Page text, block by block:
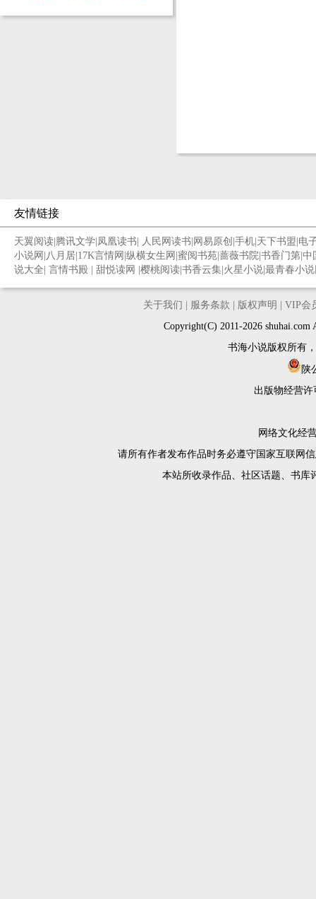
友情链接
天翼阅读 腾讯文学 凤凰读书 人民网读书 网易原创 手机 天下书盟 电
小说网 八月居 17K言情网 纵横女生网 蜜阅书苑 蔷薇书院 书香门第 中
说大全 言情书殿 甜悦读网 樱桃阅读 书香云集 火星小说 最青春小
关于我们 服务条款 版权声明
VIP会
Copyright(C) 2011-2026
书海小说版权所有
陕
出版物经营许
网络文化经
请所有作者发布作品时务必遵守国家互联网
本站所收录作品、社区话题、书库